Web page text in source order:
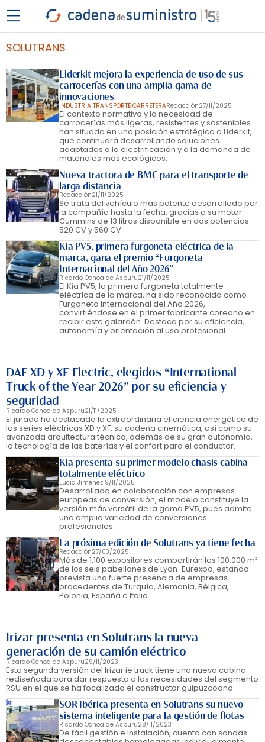
SOLUTRANS
Liderkit mejora la experiencia de uso de sus
carrocerías con una amplia gama de
innovaciones
INDUSTRIA TRANSPORTE CARRETERARedacción27/11/2025
El contexto normativo y la necesidad de
carrocerías más ligeras, resistentes y sostenibles
han situado en una posición estratégica a Liderkit,
que continuará desarrollando soluciones
adaptadas a la electrificación y a la demanda de
materiales más ecológicos.
Nueva tractora de BMC para el transporte de
larga distancia
Redacción21/11/2025
Se trata del vehículo más potente desarrollado por
la compañía hasta la fecha, gracias a su motor
Cummins de 13 litros disponible en dos potencias:
520 CV y 560 CV.
Kia PV5, primera furgoneta eléctrica de la
marca, gana el premio “Furgoneta
Internacional del Año 2026”
Ricardo Ochoa de Aspuru21/11/2025
El Kia PV5, la primera furgoneta totalmente
eléctrica de la marca, ha sido reconocida como
Furgoneta Internacional del Año 2026,
convirtiéndose en el primer fabricante coreano en
recibir este galardón. Destaca por su eficiencia,
autonomía y orientación al uso profesional.
DAF XD y XF Electric, elegidos “International
Truck of the Year 2026” por su eficiencia y
seguridad
Ricardo Ochoa de Aspuru21/11/2025
El jurado ha destacado la extraordinaria eficiencia energética de
las series eléctricas XD y XF, su cadena cinemática, así como su
avanzada arquitectura técnica, además de su gran autonomía,
la tecnología de las baterías y el confort para el conductor.
Kia presenta su primer modelo chasis cabina
totalmente eléctrico
Lucía Jiménez19/11/2025
Desarrollado en colaboración con empresas
europeas de conversión, el modelo constituye la
versión más versátil de la gama PV5, pues admite
una amplia variedad de conversiones
profesionales.
La próxima edición de Solutrans ya tiene fecha
Redacción27/03/2025
Más de 1.100 expositores compartirán los 100.000 m²
de los seis pabellones de Lyon-Eurexpo, estando
prevista una fuerte presencia de empresas
procedentes de Turquía, Alemania, Bélgica,
Polonia, España e Italia.
Irizar presenta en Solutrans la nueva
generación de su camión eléctrico
Ricardo Ochoa de Aspuru29/11/2023
Esta segunda versión del Irizar ie truck tiene una nueva cabina
rediseñada para dar respuesta a las necesidades del segmento
RSU en el que se ha focalizado el constructor guipuzcoano.
SOR Ibérica presenta en Solutrans su nuevo
sistema inteligente para la gestión de flotas
Ricardo Ochoa de Aspuru28/11/2023
De fácil gestión e instalación, cuenta con sondas